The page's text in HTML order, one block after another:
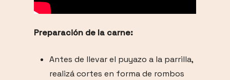
Preparación de la carne:
Antes de llevar el puyazo a la parrilla,
realizá cortes en forma de rombos